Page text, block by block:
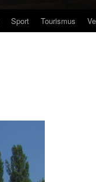
Sport Tourismus